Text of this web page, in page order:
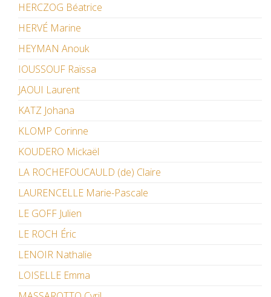
HERCZOG Béatrice
HERVÉ Marine
HEYMAN Anouk
IOUSSOUF Raïssa
JAOUI Laurent
KATZ Johana
KLOMP Corinne
KOUDERO Mickaël
LA ROCHEFOUCAULD (de) Claire
LAURENCELLE Marie-Pascale
LE GOFF Julien
LE ROCH Éric
LENOIR Nathalie
LOISELLE Emma